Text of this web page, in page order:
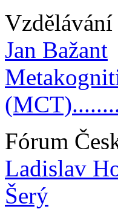
Vzdělávání
Jan Bažant
Fórum
Ladislav
Šerý